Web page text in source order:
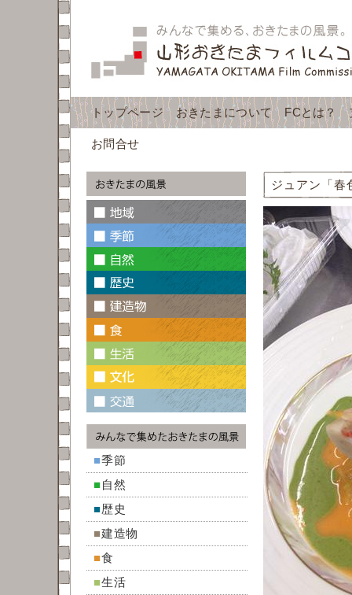
トップページ おきたまについて FCとは？
お問合せ
■季節
■自然
■歴史
■建造物
■食
■生活
ジュアン「春